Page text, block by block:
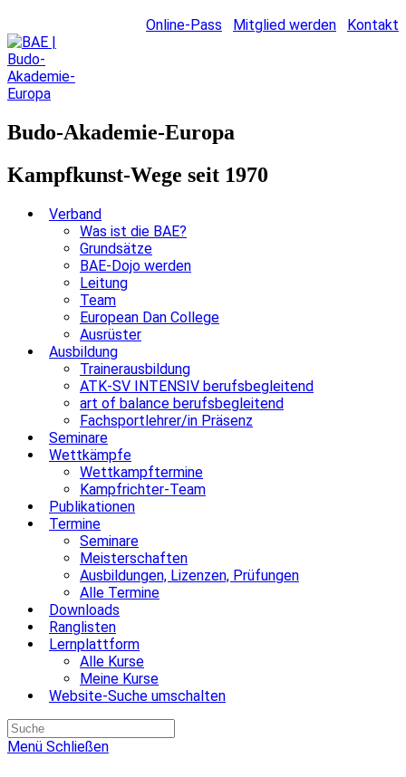
Online-Pass Mitglied werden Kontakt
Budo-Akademie-Europa
Kampfkunst-Wege seit 1970
Verband
Was ist die BAE?
Grundsätze
BAE-Dojo werden
Leitung
Team
European Dan College
Ausrüster
Ausbildung
Trainerausbildung
ATK-SV INTENSIV berufsbegleitend
art of balance berufsbegleitend
Fachsportlehrer/in Präsenz
Seminare
Wettkämpfe
Wettkampftermine
Kampfrichter-Team
Publikationen
Termine
Seminare
Meisterschaften
Ausbildungen, Lizenzen, Prüfungen
Alle Termine
Downloads
Ranglisten
Lernplattform
Alle Kurse
Meine Kurse
Website-Suche umschalten
Menü Schließen